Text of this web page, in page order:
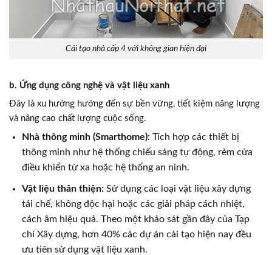
Cải tạo nhà cấp 4 với không gian hiện đại
b. Ứng dụng công nghệ và vật liệu xanh
Đây là xu hướng hướng đến sự bền vững, tiết kiệm năng lượng
và nâng cao chất lượng cuộc sống.
Nhà thông minh (Smarthome):Tích hợp các thiết bị
thông minh như hệ thống chiếu sáng tự động, rèm cửa
điều khiển từ xa hoặc hệ thống an ninh.
Vật liệu thân thiện: Sử dụng các loại vật liệu xây dựng
tái chế, không độc hại hoặc các giải pháp cách nhiệt,
cách âm hiệu quả. Theo một khảo sát gần đây của Tạp
chí Xây dựng, hơn 40% các dự án cải tạo hiện nay đều
ưu tiên sử dụng vật liệu xanh.